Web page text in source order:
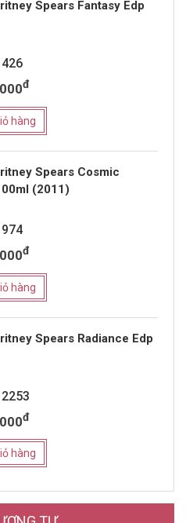
Spears Fantasy Edp
426
đ
hàng
Spears Cosmic
(2011)
974
đ
hàng
Spears Radiance Edp
2253
đ
hàng